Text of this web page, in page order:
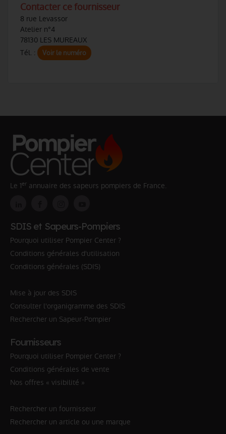
Contacter ce fournisseur
8 rue Levassor
Atelier n°4
78130 LES MUREAUX
Tél. :
Voir le numéro
Le 1er annuaire des sapeurs pompiers de France.
SDIS et Sapeurs-Pompiers
Pourquoi utiliser Pompier Center ?
Conditions générales d'utilisation
Conditions générales (SDIS)
Mise à jour des SDIS
Consulter l'organigramme des SDIS
Rechercher un Sapeur-Pompier
Fournisseurs
Pourquoi utiliser Pompier Center ?
Conditions générales de vente
Nos offres « visibilité »
Rechercher un fournisseur
Rechercher un article ou une marque